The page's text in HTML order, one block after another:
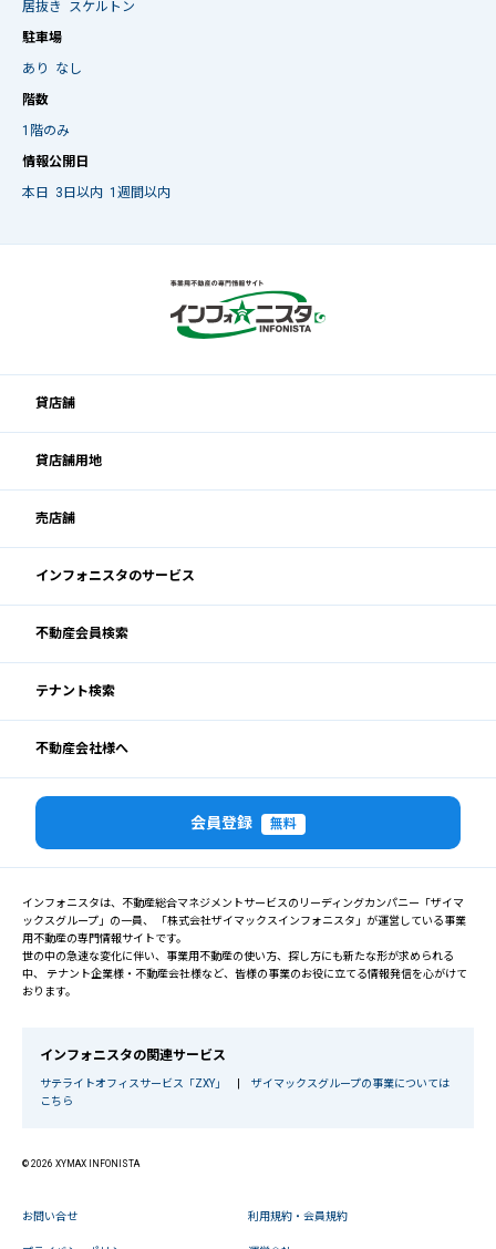
居抜き
スケルトン
駐車場
あり
なし
階数
1階のみ
情報公開日
本日
3日以内 1週間以内
貸店舗
貸店舗用地
売店舗
インフォニスタのサービス
不動産会員検索
テナント検索
不動産会社様へ
会員登録 無料
インフォニスタは、不動産総合マネジメントサービスのリーディングカンパニー「ザイマ
ックスグループ」の一員、 「株式会社ザイマックスインフォニスタ」が運営している事業
用不動産の専門情報サイトです。
世の中の急速な変化に伴い、事業用不動産の使い方、探し方にも新たな形が求められる
中、 テナント企業様・不動産会社様など、皆様の事業のお役に立てる情報発信を心がけて
おります。
インフォニスタの関連サービス
サテライトオフィスサービス「ZXY」
ザイマックスグループの事業については
こちら
© 2026 XYMAX INFONISTA
お問い合せ 利用規約・会員規約